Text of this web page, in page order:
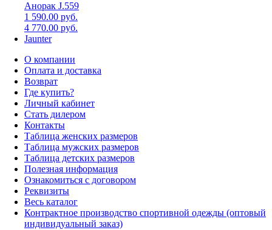
Анорак J.559
1 590.00 руб.
4 770.00 руб.
Jaunter
О компании
Оплата и доставка
Возврат
Где купить?
Личный кабинет
Стать дилером
Контакты
Таблица женских размеров
Таблица мужских размеров
Таблица детских размеров
Полезная информация
Ознакомиться с договором
Реквизиты
Весь каталог
Контрактное производство спортивной одежды (оптовый
индивидуальный заказ)